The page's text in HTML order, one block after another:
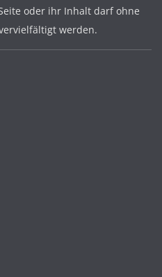
oder ihr Inhalt darf ohne
werden.